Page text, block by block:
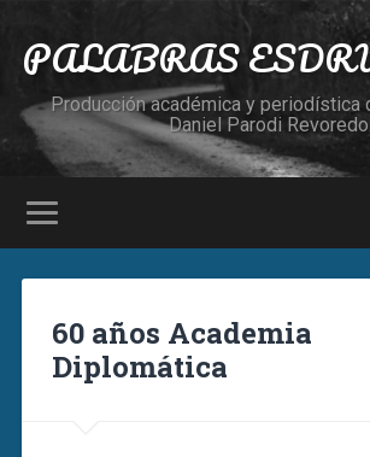
PALABRAS
Producción académica y periodística
Daniel Parodi Revoredo.
60 años Academia
Diplomática